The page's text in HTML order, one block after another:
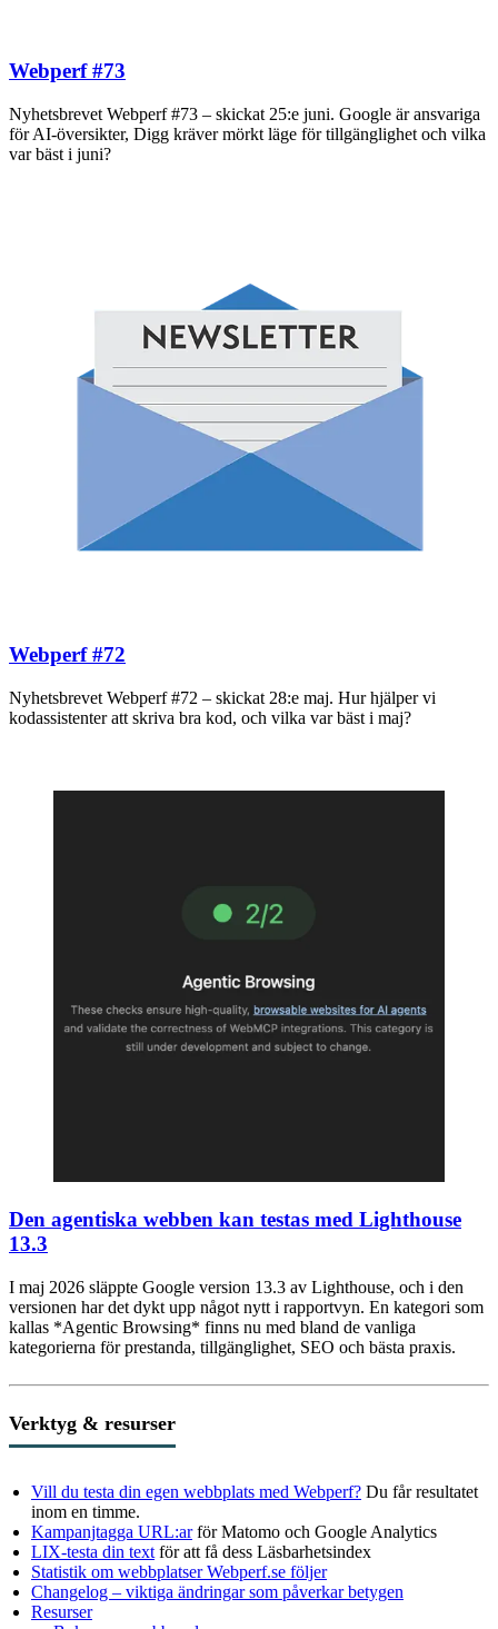
Webperf #73
Nyhetsbrevet Webperf #73 – skickat 25:e juni. Google är ansvariga
för AI-översikter, Digg kräver mörkt läge för tillgänglighet och vilka
var bäst i juni?
Webperf #72
Nyhetsbrevet Webperf #72 – skickat 28:e maj. Hur hjälper vi
kodassistenter att skriva bra kod, och vilka var bäst i maj?
Den agentiska webben kan testas med Lighthouse
13.3
I maj 2026 släppte Google version 13.3 av Lighthouse, och i den
versionen har det dykt upp något nytt i rapportvyn. En kategori som
kallas *Agentic Browsing* finns nu med bland de vanliga
kategorierna för prestanda, tillgänglighet, SEO och bästa praxis.
Verktyg & resurser
Vill du testa din egen webbplats med Webperf? Du får resultatet
inom en timme.
Kampanjtagga URL:arför Matomo och Google Analytics
LIX-testa din text för att få dess Läsbarhetsindex
Statistik om webbplatser Webperf.se följer
Changelog – viktiga ändringar som påverkar betygen
Resurser